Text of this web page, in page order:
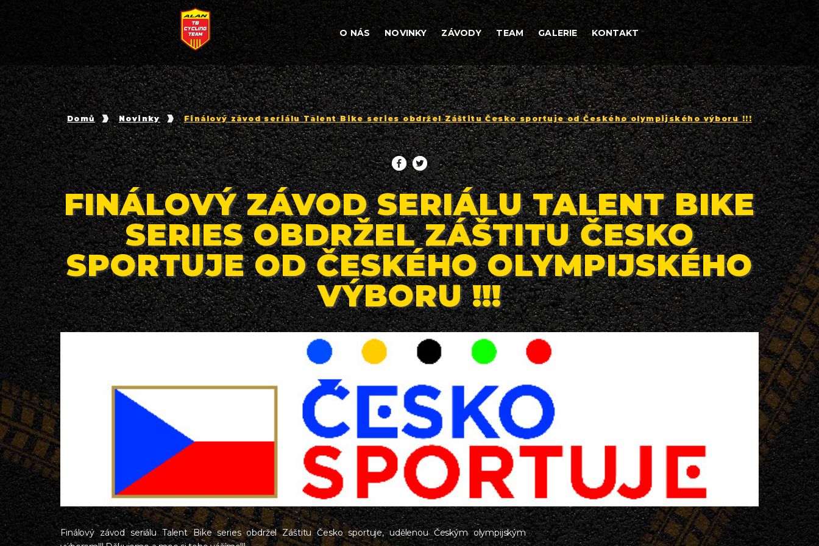
O NÁS NOVINKY ZÁVODY TEAM GALERIE KONTAKT
Domů Novinky Finálový závod seriálu Talent Bike series obdržel Záštitu Česko sportuje od Českého olympijského výboru !!!
FINÁLOVÝ ZÁVOD SERIÁLU TALENT BIKE
SERIES OBDRŽEL ZÁŠTITU ČESKO
SPORTUJE OD ČESKÉHO OLYMPIJSKÉHO
VÝBORU !!!
Finálový závod seriálu Talent Bike series obdržel Záštitu Česko sportuje, udělenou Českým olympijským